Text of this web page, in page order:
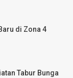
di Zona 4
Tabur Bunga